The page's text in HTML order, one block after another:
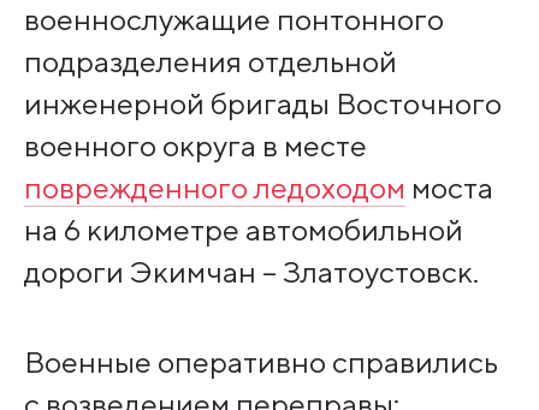
военнослужащие понтонного
подразделения отдельной
инженерной бригады Восточного
военного округа в месте
поврежденного ледоходом моста
на 6 километре автомобильной
дороги Экимчан – Златоустовск.
Военные оперативно справились